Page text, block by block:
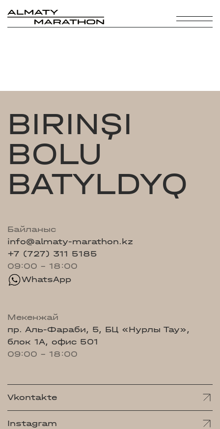
BIRINŞI
BOLU
BATYLDYQ
Байланыс
info@almaty-marathon.kz
+7 (727) 311 5185
09:00 - 18:00
WhatsApp
Мекенжай
пр. Аль-Фараби, 5, БЦ «Нурлы Тау»,
блок 1А, офис 501
09:00 - 18:00
Vkontakte
Instagram